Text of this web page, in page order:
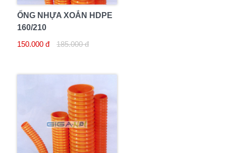
ỐNG NHỰA XOẮN HDPE
160/210
150.000 đ
185.000 đ